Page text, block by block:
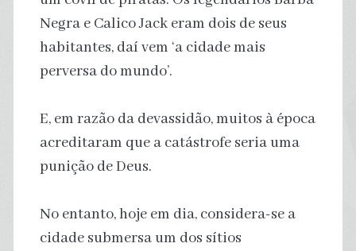
Negra e Calico Jack eram dois de seus
habitantes, daí vem ‘a cidade mais
perversa do mundo’.
E, em razão da devassidão, muitos à época
acreditaram que a catástrofe seria uma
punição de Deus.
No entanto, hoje em dia, considera-se a
cidade submersa um dos sítios